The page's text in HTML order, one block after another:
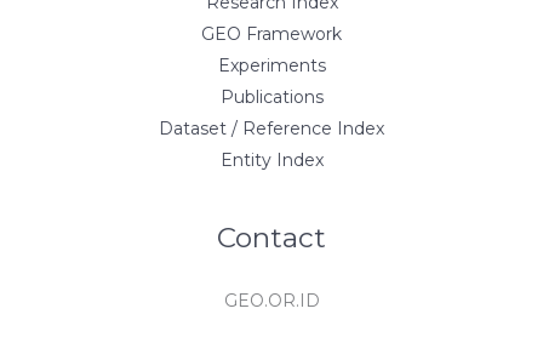
GEO Framework
Experiments
Publications
Dataset / Reference Index
Entity Index
Contact
GEO.OR.ID